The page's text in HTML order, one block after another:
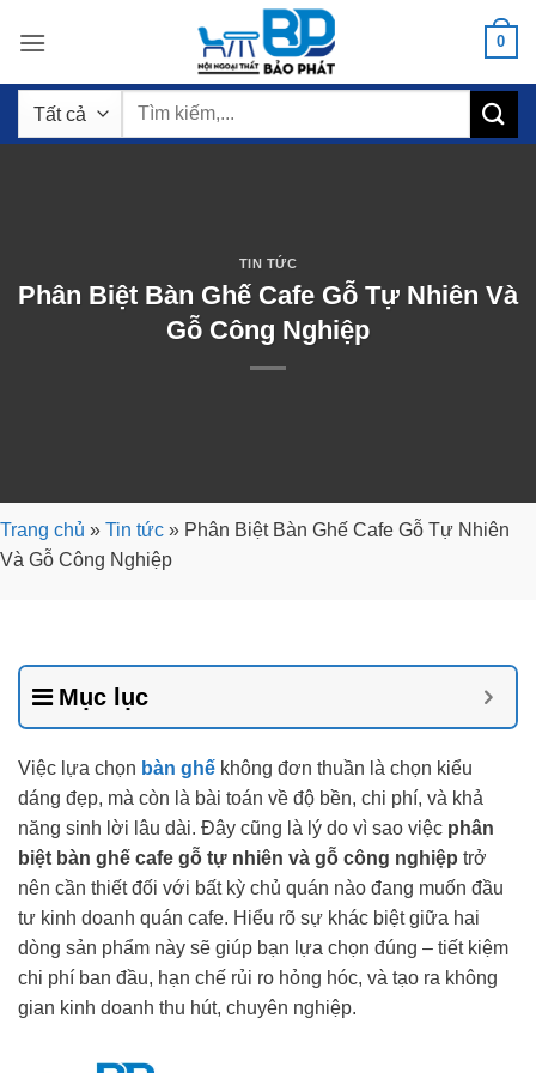
qua
dung
0
Tìm
TIN TỨC
Phân Biệt Bàn Ghế Cafe Gỗ Tự Nhiên Và
Gỗ Công Nghiệp
Trang chủ » Tin tức » Phân Biệt Bàn Ghế Cafe Gỗ Tự Nhiên
Và Gỗ Công Nghiệp
Mục lục
Việc lựa chọn bàn ghế không đơn thuần là chọn kiểu
dáng đẹp, mà còn là bài toán về độ bền, chi phí, và khả
năng sinh lời lâu dài. Đây cũng là lý do vì sao việc phân
biệt bàn ghế cafe gỗ tự nhiên và gỗ công nghiệp trở
nên cần thiết đối với bất kỳ chủ quán nào đang muốn đầu
tư kinh doanh quán cafe. Hiểu rõ sự khác biệt giữa hai
dòng sản phẩm này sẽ giúp bạn lựa chọn đúng – tiết kiệm
chi phí ban đầu, hạn chế rủi ro hỏng hóc, và tạo ra không
gian kinh doanh thu hút, chuyên nghiệp.